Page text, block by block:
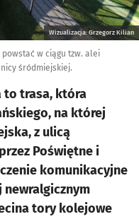
Wizualizacja: Grzegorz Kilian
w ciągu tzw. alei
śródmiejskiej.
to trasa, która
na której
z ulicą
Poświętne i
komunikacyjne
newralgicznym
tory kolejowe